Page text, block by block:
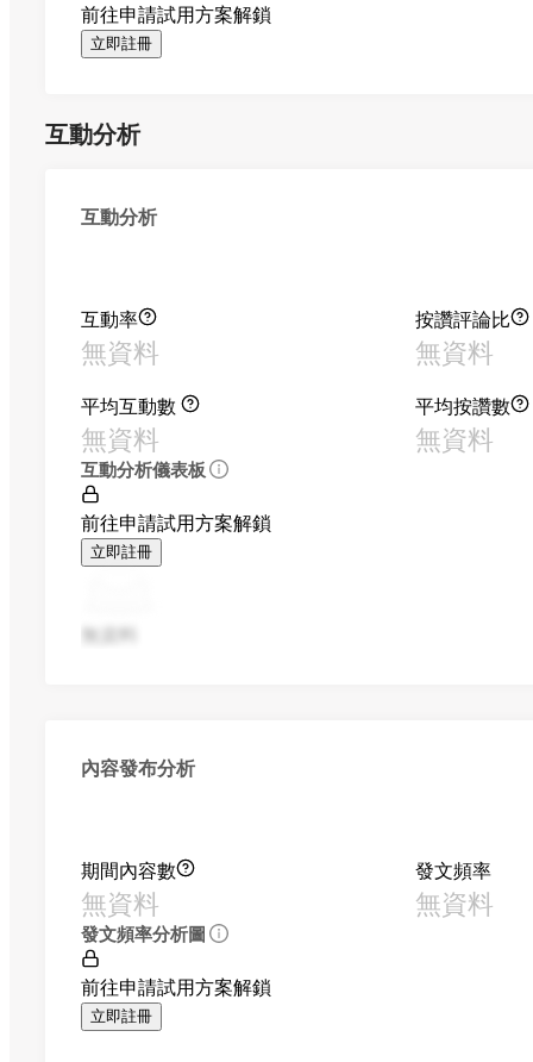
前往申請試用方案解鎖
立即註冊
互動分析
互動分析
互動率
無資料
按讚評論比
無資料
平均互動數
無資料
平均按讚數
無資料
互動分析儀表板
前往申請試用方案解鎖
立即註冊
無資料
內容發布分析
期間內容數
無資料
發文頻率
無資料
發文頻率分析圖
前往申請試用方案解鎖
立即註冊